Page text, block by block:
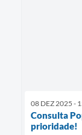
08 DEZ 2025 -
Consulta
prioridade!